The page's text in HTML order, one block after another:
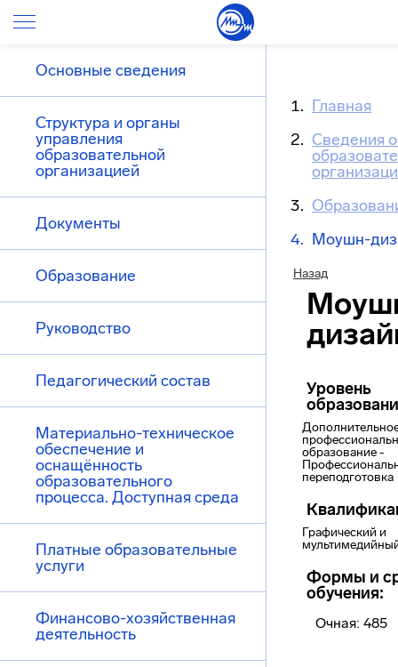
Основные сведения
Структура и органы
управления
образовательной
организацией
Документы
Образование
Руководство
Педагогический состав
Материально-техническое
обеспечение и
оснащённость
образовательного
процесса. Доступная среда
Платные образовательные
услуги
Финансово-хозяйственная
деятельность
Главная
Сведения
Моушн-
Назад
Уровень
образование -
переподготовка
Графический и
Формы и
обучения:
Очная: 485